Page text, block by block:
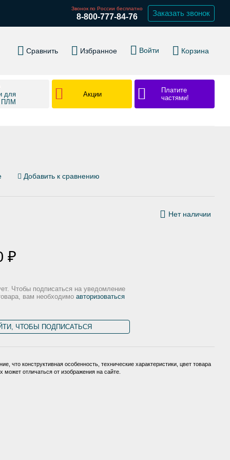
Звонок по России бесплатно
8-800-777-84-76 Заказать звонок
Сравнить Избранное Войти Корзина
для
ПЛМ
Акции
Платите
частями!
Добавить к сравнению
Нет наличии
₽
Чтобы подписаться на уведомление
вам необходимо авторизоваться
ЧТОБЫ ПОДПИСАТЬСЯ
что конструктивная особенность, технические характеристики, цвет товара
может отличаться от изображения на сайте.